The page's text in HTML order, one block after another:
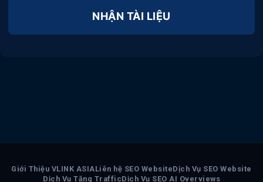
NHẬN TÀI LIỆU
Giới Thiệu VLINK ASIALiên hệ SEO WebsiteDịch Vụ SEO Website
Dịch Vụ Tăng TrafficDịch Vụ SEO AI Overviews